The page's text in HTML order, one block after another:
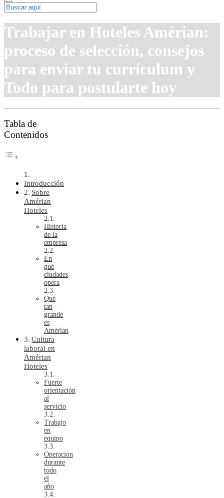
Trabajar en Hoteles Amérian:
proceso de selección, consejos
para enviar tu currículum y
Todo para postularte hoy
Tabla de
Contenidos
Introducción
Sobre
Amérian
Hoteles
Historia
de la
empresa
En
qué
ciudades
opera
Qué
tan
grande
es
Amérian
Cultura
laboral en
Amérian
Hoteles
Fuerte
orientación
al
servicio
Trabajo
en
equipo
Operación
durante
todo
el
año